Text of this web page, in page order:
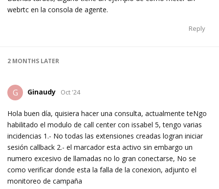
webrtc en la consola de agente.
Reply
2 MONTHS LATER
G Ginaudy Oct '24
Hola buen día, quisiera hacer una consulta, actualmente teNgo
habilitado el modulo de call center con issabel 5, tengo varias
incidencias 1.- No todas las extensiones creadas logran iniciar
sesión callback 2.- el marcador esta activo sin embargo un
numero excesivo de llamadas no lo gran conectarse, No se
como verificar donde esta la falla de la conexion, adjunto el
monitoreo de campaña